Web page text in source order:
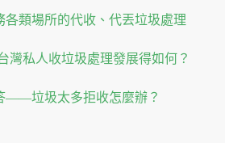
類場所的代收、代丟垃圾處理
灣私人收垃圾處理發展得如何？
——垃圾太多拒收怎麼辦？